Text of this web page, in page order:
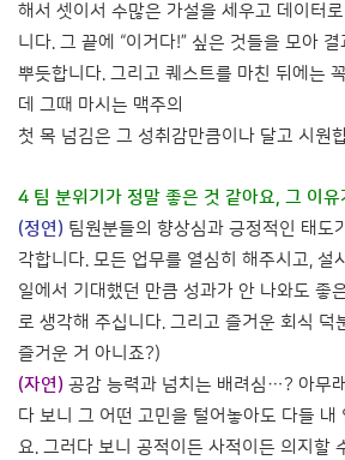
해서 셋이서 수많은 가설을 세우고 데이터
니다. 그 끝에 “이거다!” 싶은 것들을 모아
뿌듯합니다. 그리고 퀘스트를 마친 뒤에는
데 그때 마시는 맥주의
첫 목 넘김은 그 성취감만큼이나 달고 시원
4 팀 분위기가 정말 좋은 것 같아요, 그 이
(정연) 팀원분들의 향상심과 긍정적인 태도
각합니다. 모든 업무를 열심히 해주시고, 설
일에서 기대했던 만큼 성과가 안 나와도 좋
로 생각해 주십니다. 그리고 즐거운 회식 덕
즐거운 거 아니죠?)
(자연) 공감 능력과 넘치는 배려심…? 아무
다 보니 그 어떤 고민을 털어놓아도 다들 내
요. 그러다 보니 공적이든 사적이든 의지할